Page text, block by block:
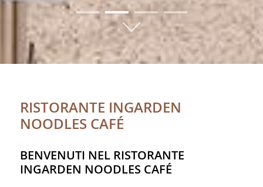
01 02 03 04
RISTORANTE INGARDEN
NOODLES CAFÉ
BENVENUTI NEL RISTORANTE
INGARDEN NOODLES CAFÉ